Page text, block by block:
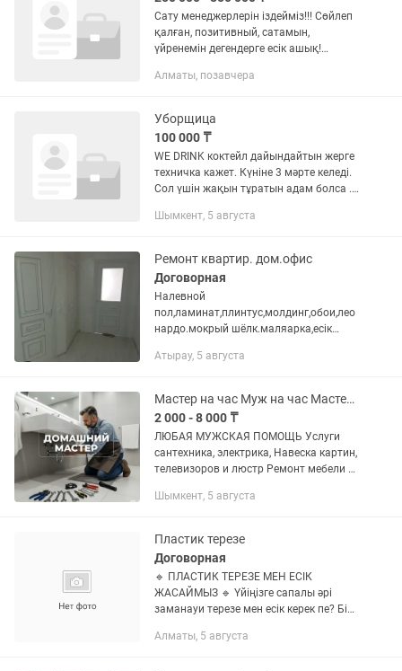
Сату менеджерлерін іздейміз!!! Сөйлеп
қалған, позитивный, сатамын,
үйренемін дегендерге есік ашық!
Отдел продаж 🔥 Айына 4 рет зп. Апта
Алматы, позавчера
Уборщица
100 000 ₸
WE DRINK коктейл дайындайтын жерге
техничка кажет. Күніне 3 мәрте келеді.
Сол үшін жақын тұратын адам болса .
Өте таза әйел адам керек . Міндеті:
Шымкент, 5 августа
Ремонт квартир. дом.офис
Договорная
Налевной
пол,ламинат,плинтус,молдинг,обои,лео
нардо.мокрый шёлк.маляарка,есік
жұмыстарын жасаймыз
Атырау, 5 августа
Мастер на час Муж на час Мастер универсаль Мастер на все руки
2 000 - 8 000 ₸
ЛЮБАЯ МУЖСКАЯ ПОМОЩЬ Услуги
сантехника, электрика, Навеска картин,
телевизоров и люстр Ремонт мебели и
час 🔧 Үйдегі ұсақ жөндеу жұмыстарын
Шымкент, 5 августа
Пластик терезе
Договорная
🔹 ПЛАСТИК ТЕРЕЗЕ МЕН ЕСІК
ЖАСАЙМЫЗ 🔹 Үйіңізге сапалы әрі
заманауи терезе мен есік керек пе? Біз
Пластик терезелер (әр түрлі өлшемде)
Алматы, 5 августа